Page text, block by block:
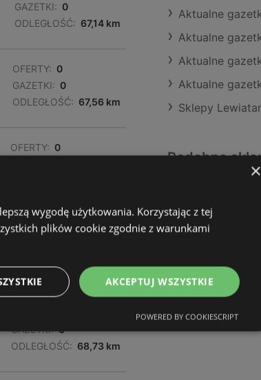
GAZETKI: 0
ODLEGŁOŚĆ: 67,14 km
OFERTY: 0
GAZETKI: 0
ODLEGŁOŚĆ: 67,56 km
OFERTY: 0
OFERTY: 0
ODLEGŁOŚĆ:
68,59 km
GAZETKI: 0
ODLEGŁOŚĆ: 68,73 km
Aktualne
Aktualne
Aktualne
Aktualne
Sklepy
Podobne
Oferty Dino
Oferty Żabka
×
wygodę użytkowania. Korzystając z tej
plików cookie zgodnie z warunkami
AKCEPTUJ WSZYSTKIE
POWERED BY COOKIESCRIPT